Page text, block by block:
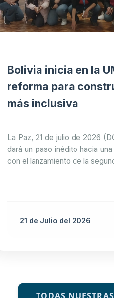
Bolivia inicia en la
reforma para
más inclusiva
La Paz, 21 de julio de 2026
dará un paso inédito hacia
con el lanzamiento de la
21 de Julio del 2026
TODAS